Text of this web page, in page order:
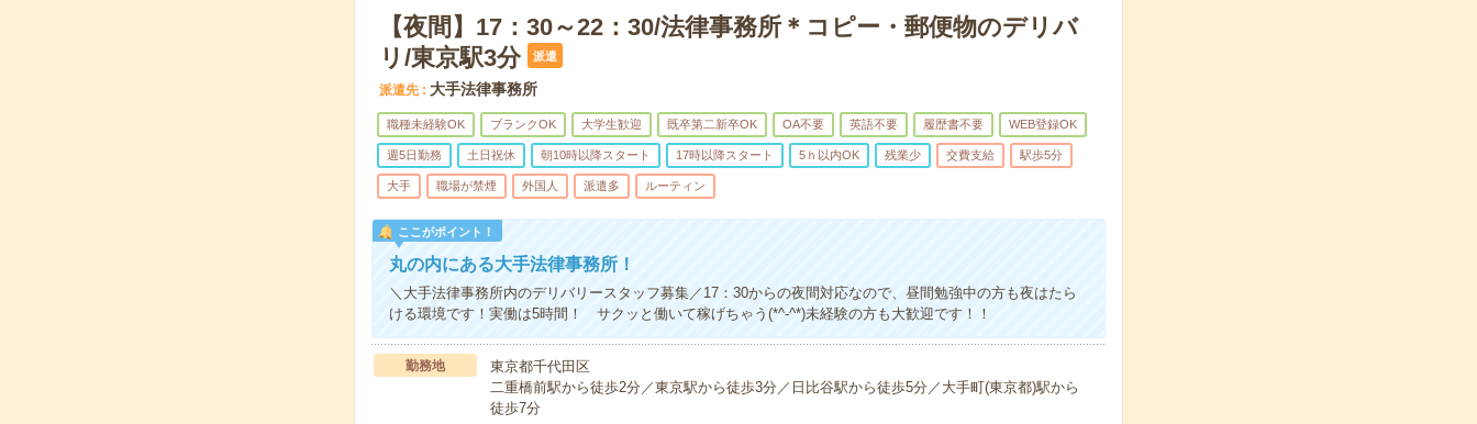
【夜間】17：30～22：30/法律事務所＊コピー・郵便物のデリバ
リ/東京駅3分
派遣
派遣先 大手法律事務所
職種未経験OK ブランクOK 大学生歓迎 既卒第二新卒OK OA不要 英語不要 履歴書不要 WEB登録OK
週5日勤務 土日祝休 朝10時以降スタート 17時以降スタート 5ｈ以内OK 残業少 交費支給 駅歩5分
大手 職場が禁煙 外国人 派遣多 ルーティン
ここがポイント！
丸の内にある大手法律事務所！
＼大手法律事務所内のデリバリースタッフ募集／17：30からの夜間対応なので、昼間勉強中の方も夜はたら
ける環境です！実働は5時間！ サクッと働いて稼げちゃう(*^-^*)未経験の方も大歓迎です！！
勤務地
東京都千代田区
二重橋前駅から徒歩2分／東京駅から徒歩3分／日比谷駅から徒歩5分／大手町(東京都)駅から
徒歩7分